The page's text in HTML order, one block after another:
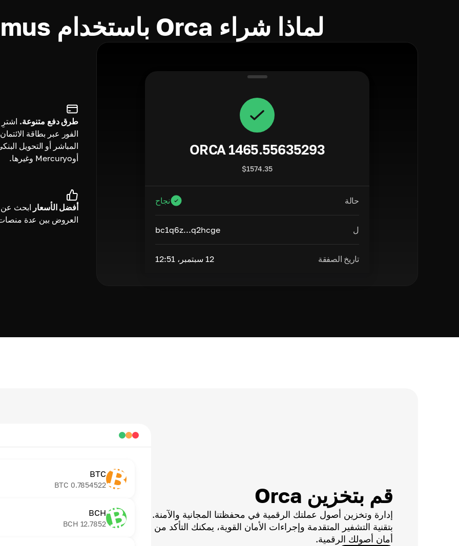
لماذا شراء Orca باستخدام Cryptomus؟
1465.55635293
ORCA
$1574.35
حالة نجاح
ل bc1q6z...q2hcge
تاريخ الصفقة 12 سبتمبر، 12:51
طرق دفع متنوعة.
الفور عبر بطاقة
المباشر أو التحويل
أوMercuryo وغيرها.
أفضل الأسعار ابحث
العروض بين عدة
قم بتخزين Orca
إدارة وتخزين أصول عملتك الرقمية في محفظتنا المجانية والآمنة.
بتقنية التشفير المتقدمة وإجراءات الأمان القوية، يمكنك التأكد من
أمان أصولك الرقمية.
BTC
0.7854522
BTC
BCH
12.7852
BCH